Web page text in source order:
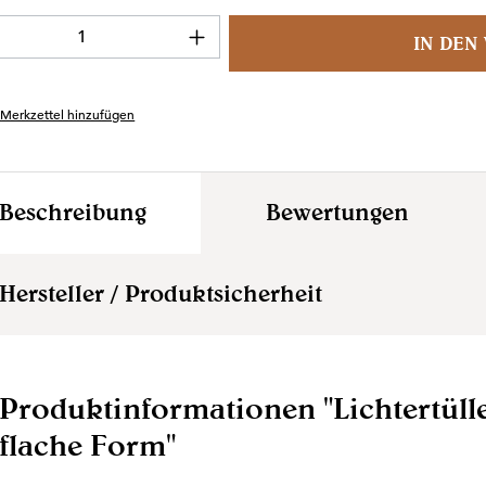
Anzahl: Gib den gewünschten Wert
IN DEN
hinzufügen
Beschreibung Bewertungen
Hersteller / Produktsicherheit
Produktinformationen
flache Form"